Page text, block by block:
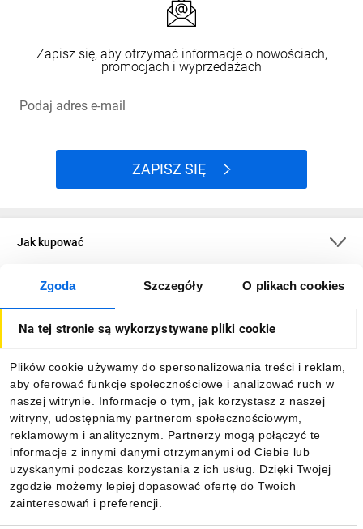
Zgoda Szczegóły O plikach cookies
Na tej stronie są wykorzystywane pliki cookie
Plików cookie używamy do spersonalizowania treści i reklam,
aby oferować funkcje społecznościowe i analizować ruch w
naszej witrynie. Informacje o tym, jak korzystasz z naszej
witryny, udostępniamy partnerom społecznościowym,
reklamowym i analitycznym. Partnerzy mogą połączyć te
informacje z innymi danymi otrzymanymi od Ciebie lub
uzyskanymi podczas korzystania z ich usług. Dzięki Twojej
zgodzie możemy lepiej dopasować ofertę do Twoich
zainteresowań i preferencji.
Zapisz się, aby otrzymać informacje o nowościach,
promocjach i wyprzedażach
Podaj adres e-mail
ZAPISZ SIĘ
Jak kupować
O firmie
Informacje
Pobierz naszą aplikację mobilną: